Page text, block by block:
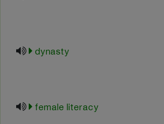
dynasty
female literacy